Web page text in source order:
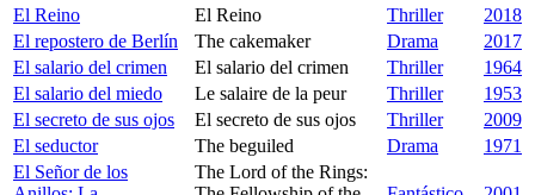
El Reino
El Reino Thriller
2018
El repostero de Berlín
The cakemaker Drama
2017
El salario del crimen
El salario del crimen Thriller
1964
El salario del miedo
Le salaire de la peur Thriller
1953
El secreto de sus ojos
El secreto de sus ojos Thriller
2009
El seductor
The beguiled Drama
1971
El Señor de los
The Lord of the Rings: